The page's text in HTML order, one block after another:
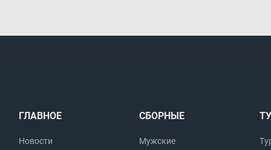
ГЛАВНОЕ
Новости
СБОРНЫЕ
Мужские